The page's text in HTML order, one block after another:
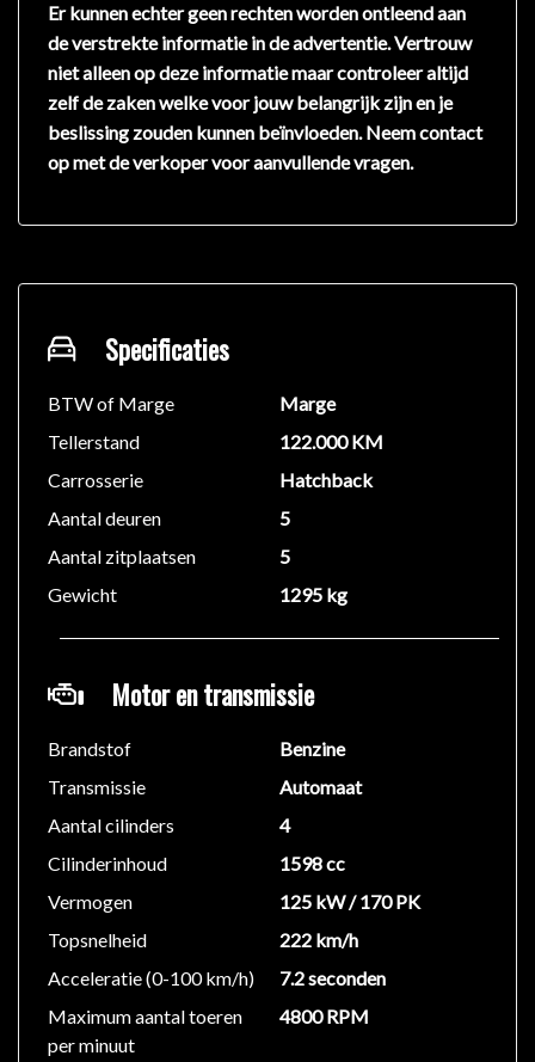
Er kunnen echter geen rechten worden ontleend aan
de verstrekte informatie in de advertentie. Vertrouw
niet alleen op deze informatie maar controleer altijd
zelf de zaken welke voor jouw belangrijk zijn en je
beslissing zouden kunnen beïnvloeden. Neem contact
op met de verkoper voor aanvullende vragen.
Specificaties
BTW of Marge
Marge
Tellerstand
122.000 KM
Carrosserie
Hatchback
Aantal deuren
5
Aantal zitplaatsen
5
Gewicht
1295 kg
Motor en transmissie
Brandstof
Benzine
Transmissie
Automaat
Aantal cilinders
4
Cilinderinhoud
1598 cc
Vermogen
125 kW / 170 PK
Topsnelheid
222 km/h
Acceleratie (0-100 km/h)
7.2 seconden
Maximum aantal toeren
per minuut
4800 RPM